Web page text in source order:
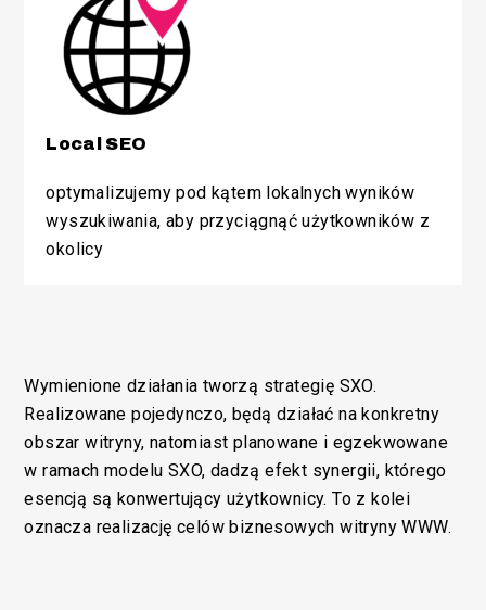
Local SEO
optymalizujemy pod kątem lokalnych wyników
wyszukiwania, aby przyciągnąć użytkowników z
okolicy
Wymienione działania tworzą strategię SXO.
Realizowane pojedynczo, będą działać na konkretny
obszar witryny, natomiast planowane i egzekwowane
w ramach modelu SXO, dadzą efekt synergii, którego
esencją są konwertujący użytkownicy. To z kolei
oznacza realizację celów biznesowych witryny WWW.